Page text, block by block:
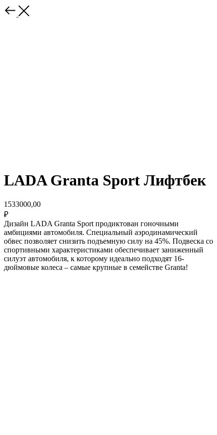
LADA Granta Sport Лифтбек
1533000,00
₽
Дизайн LADA Granta Sport продиктован гоночными
амбициями автомобиля. Специальный аэродинамический
обвес позволяет снизить подъемную силу на 45%. Подвеска со
спортивными характеристиками обеспечивает заниженный
силуэт автомобиля, к которому идеально подходят 16-
дюймовые колеса – самые крупные в семействе Granta!